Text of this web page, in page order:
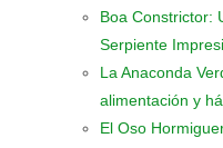
Boa Constrictor:
Serpiente
La Anaconda
alimentación y
El Oso